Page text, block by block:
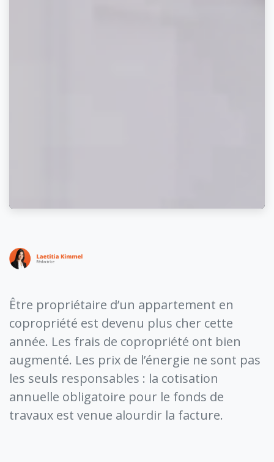
Être propriétaire d’un appartement en
copropriété est devenu plus cher cette
année. Les frais de copropriété ont bien
augmenté. Les prix de l’énergie ne sont pas
les seuls responsables : la cotisation
annuelle obligatoire pour le fonds de
travaux est venue alourdir la facture.